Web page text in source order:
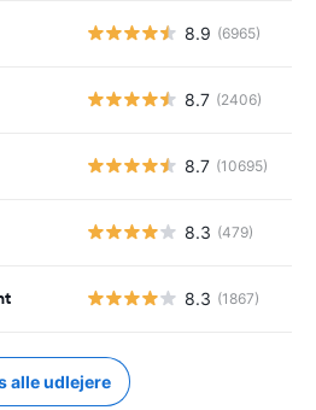
8.9 (6965)
8.7 (2406)
8.7 (10695)
8.3 (479)
8.3 (1867)
alle udlejere